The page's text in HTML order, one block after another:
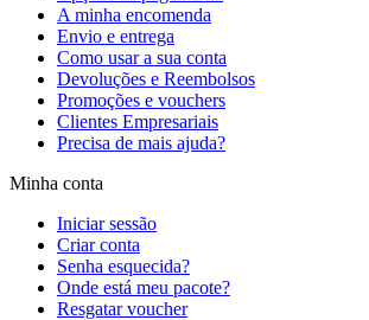
A minha encomenda
Envio e entrega
Como usar a sua conta
Devoluções e Reembolsos
Promoções e vouchers
Clientes Empresariais
Precisa de mais ajuda?
Minha conta
Iniciar sessão
Criar conta
Senha esquecida?
Onde está meu pacote?
Resgatar voucher